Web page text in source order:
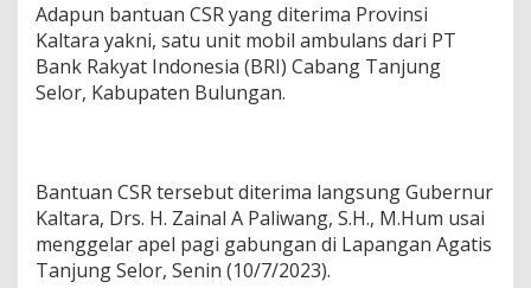
b
u
l
a
n
r
i
R
I
Adapun bantuan CSR yang diterima Provinsi
Kaltara yakni, satu unit mobil ambulans dari PT
Bank Rakyat Indonesia (BRI) Cabang Tanjung
Selor, Kabupaten Bulungan.
Bantuan CSR tersebut diterima langsung Gubernur
Kaltara, Drs. H. Zainal A Paliwang, S.H., M.Hum usai
menggelar apel pagi gabungan di Lapangan Agatis
Tanjung Selor, Senin (10/7/2023).